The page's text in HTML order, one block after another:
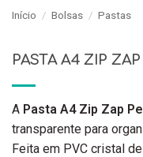
Início / Bolsas / Pastas
PASTA A4 ZIP
A Pasta A4 Zip Zap
transparente para
Feita em PVC cristal